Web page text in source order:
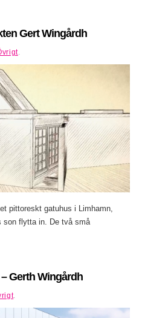
Gert Wingårdh
.
pittoreskt gatuhus i Limhamn,
son flytta in. De två små
Gerth Wingårdh
.